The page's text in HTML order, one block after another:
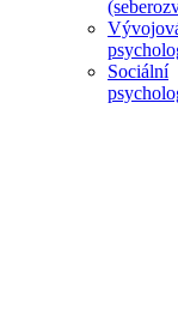
Sociální